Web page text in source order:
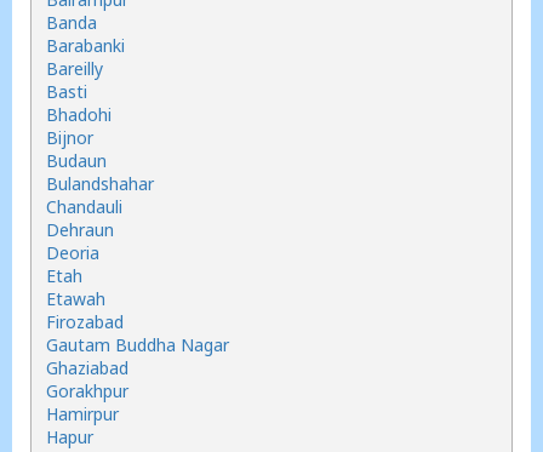
Banda
Barabanki
Bareilly
Basti
Bhadohi
Bijnor
Budaun
Bulandshahar
Chandauli
Dehraun
Deoria
Etah
Etawah
Firozabad
Gautam Buddha Nagar
Ghaziabad
Gorakhpur
Hamirpur
Hapur